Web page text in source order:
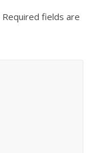
Required fields are